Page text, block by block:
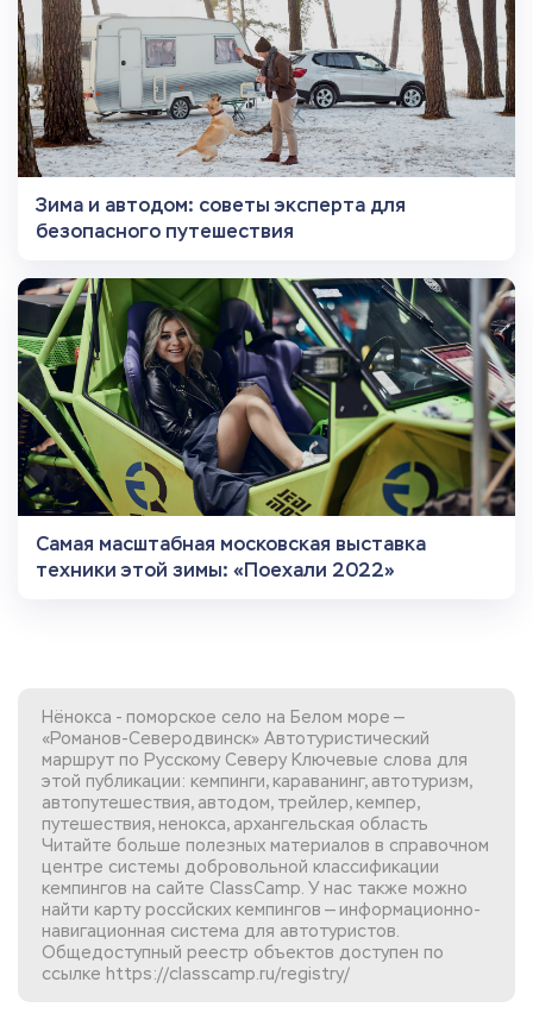
Зима и автодом: советы эксперта для
безопасного путешествия
Самая масштабная московская выставка
техники этой зимы: «Поехали 2022»
Нёнокса - поморское село на Белом море —
«Романов-Северодвинск» Автотуристический
маршрут по Русскому Северу Ключевые слова для
этой публикации: кемпинги, караванинг, автотуризм,
автопутешествия, автодом, трейлер, кемпер,
путешествия, ненокса, архангельская область
Читайте больше полезных материалов в справочном
центре системы добровольной классификации
кемпингов на сайте ClassCamp. У нас также можно
найти карту россйских кемпингов — информационно-
навигационная система для автотуристов.
Общедоступный реестр объектов доступен по
ссылке https://classcamp.ru/registry/